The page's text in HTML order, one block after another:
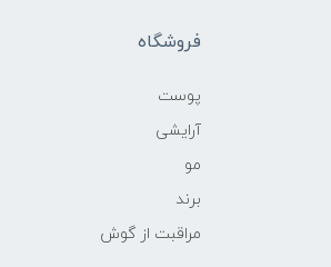
فروشگاه
پوست
آرایشی
مو
برند
مراقبت از گوش